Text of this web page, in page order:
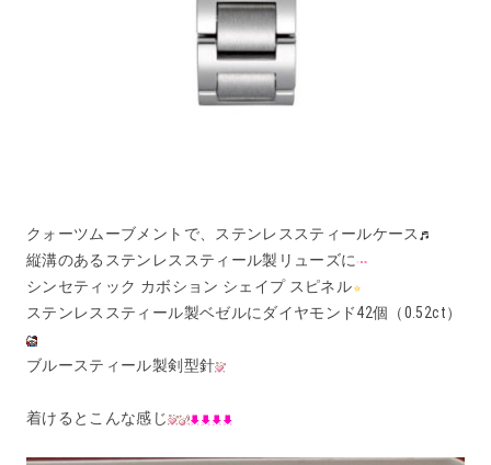
クォーツムーブメントで、ステンレススティールケース
縦溝のあるステンレススティール製リューズに
シンセティック カボション シェイプ スピネル
ステンレススティール製ベゼルにダイヤモンド42個（0.52ct）
ブルースティール製剣型針
着けるとこんな感じ